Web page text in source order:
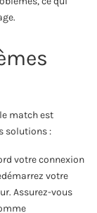
match est
solutions :
votre connexion
votre
Assurez-vous